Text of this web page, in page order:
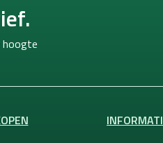
hoogte